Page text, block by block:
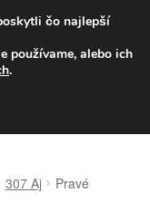
307 Aj
Pravé
čo najlepší
používame, alebo ich
.